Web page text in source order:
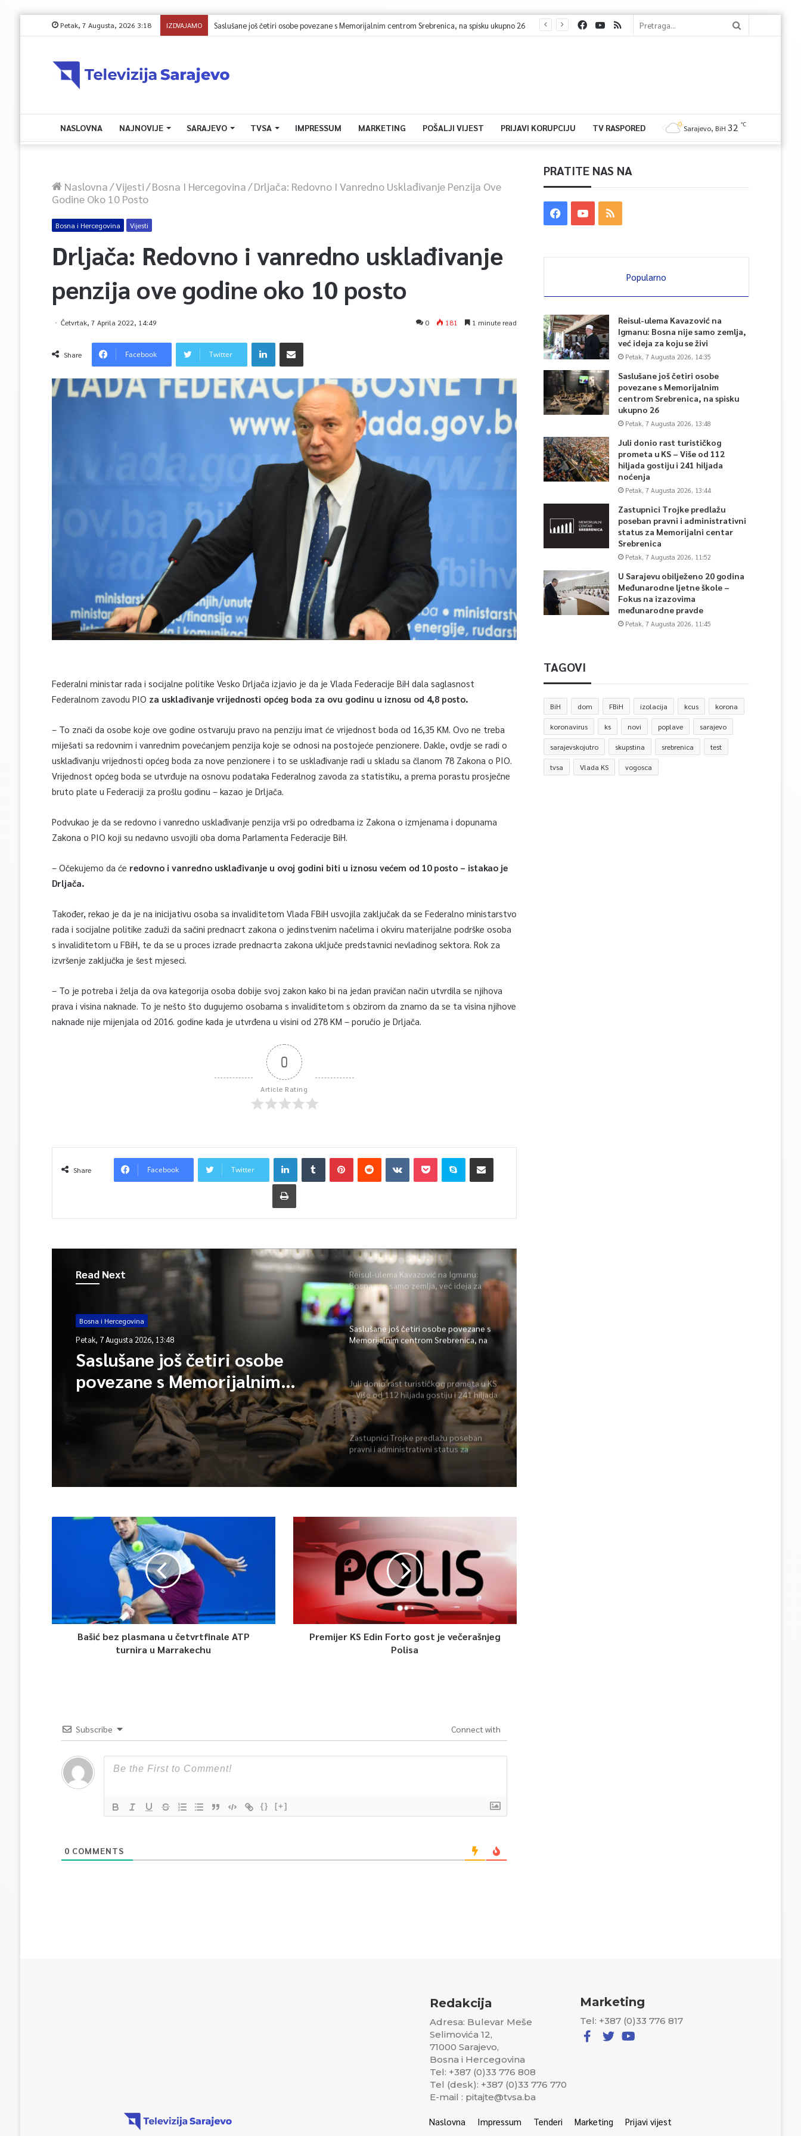
Petak, 7 Augusta, 2026 3:18 IZDVAJAMO Saslušane još četiri osobe povezane s Memorijalnim centrom Srebrenica, na spisku ukupno 26
NASLOVNA NAJNOVIJE SARAJEVO TVSA IMPRESSUM MARKETING POŠALJI VIJEST PRIJAVI KORUPCIJU TV RASPORED Sarajevo, BiH 32 ℃
Naslovna/Vijesti/Bosna I Hercegovina/Drljača: Redovno I Vanredno Usklađivanje Penzija Ove
Godine Oko 10 Posto
Bosna i Hercegovina Vijesti
Drljača: Redovno i vanredno usklađivanje
penzija ove godine oko 10 posto
Četvrtak, 7 Aprila 2022, 14:49 0 181 1 minute read
Share Facebook Twitter
Federalni ministar rada i socijalne politike Vesko Drljača izjavio je da je Vlada Federacije BiH dala saglasnost
Federalnom zavodu PIO za usklađivanje vrijednosti općeg boda za ovu godinu u iznosu od 4,8 posto.
– To znači da osobe koje ove godine ostvaruju pravo na penziju imat će vrijednost boda od 16,35 KM. Ovo ne treba
miješati sa redovnim i vanrednim povećanjem penzija koje se odnosi na postojeće penzionere. Dakle, ovdje se radi o
usklađivanju vrijednosti općeg boda za nove penzionere i to se usklađivanje radi u skladu sa članom 78 Zakona o PIO.
Vrijednost općeg boda se utvrđuje na osnovu podataka Federalnog zavoda za statistiku, a prema porastu prosječne
bruto plate u Federaciji za prošlu godinu – kazao je Drljača.
Podvukao je da se redovno i vanredno usklađivanje penzija vrši po odredbama iz Zakona o izmjenama i dopunama
Zakona o PIO koji su nedavno usvojili oba doma Parlamenta Federacije BiH.
– Očekujemo da će redovno i vanredno usklađivanje u ovoj godini biti u iznosu većem od 10 posto – istakao je
Drljača.
Također, rekao je da je na inicijativu osoba sa invaliditetom Vlada FBiH usvojila zaključak da se Federalno ministarstvo
rada i socijalne politike zaduži da sačini prednacrt zakona o jedinstvenim načelima i okviru materijalne podrške osoba
s invaliditetom u FBiH, te da se u proces izrade prednacrta zakona uključe predstavnici nevladinog sektora. Rok za
izvršenje zaključka je šest mjeseci.
– To je potreba i želja da ova kategorija osoba dobije svoj zakon kako bi na jedan pravičan način utvrdila se njihova
prava i visina naknade. To je nešto što dugujemo osobama s invaliditetom s obzirom da znamo da se ta visina njihove
naknade nije mijenjala od 2016. godine kada je utvrđena u visini od 278 KM – poručio je Drljača.
0
Article Rating
Share Facebook Twitter
Read Next
Bosna i Hercegovina
Petak, 7 Augusta 2026, 13:48
Saslušane još četiri osobe
povezane s Memorijalnim
centrom Srebrenica, na spisku
ukupno 26
Reisul-ulema Kavazović na Igmanu:
Bosna nije samo zemlja, već ideja za
koju se živi
Saslušane još četiri osobe povezane s
Memorijalnim centrom Srebrenica, na
spisku ukupno 26
Juli donio rast turističkog prometa u KS
– Više od 112 hiljada gostiju i 241 hiljada
noćenja
Zastupnici Trojke predlažu poseban
pravni i administrativni status za
Bašić bez plasmana u četvrtfinale ATP
turnira u Marrakechu
Premijer KS Edin Forto gost je večerašnjeg
Polisa
Subscribe Connect with
{} [+]
0 COMMENTS
PRATITE NAS NA
Popularno
Reisul-ulema Kavazović na
Igmanu: Bosna nije samo zemlja,
već ideja za koju se živi
Petak, 7 Augusta 2026, 14:35
Saslušane još četiri osobe
povezane s Memorijalnim
centrom Srebrenica, na spisku
ukupno 26
Petak, 7 Augusta 2026, 13:48
Juli donio rast turističkog
prometa u KS – Više od 112
hiljada gostiju i 241 hiljada
noćenja
Petak, 7 Augusta 2026, 13:44
Zastupnici Trojke predlažu
poseban pravni i administrativni
status za Memorijalni centar
Srebrenica
Petak, 7 Augusta 2026, 11:52
U Sarajevu obilježeno 20 godina
Međunarodne ljetne škole –
Fokus na izazovima
međunarodne pravde
Petak, 7 Augusta 2026, 11:45
TAGOVI
BiH dom FBiH izolacija kcus korona
koronavirus ks novi poplave sarajevo
sarajevskojutro skupstina srebrenica test
tvsa Vlada KS vogosca
Redakcija
Adresa: Bulevar Meše
Selimovića 12,
71000 Sarajevo,
Bosna i Hercegovina
Tel: +387 (0)33 776 808
Tel (desk): +387 (0)33 776 770
E-mail : pitajte@tvsa.ba
Marketing
Tel: +387 (0)33 776 817
Naslovna Impressum Tenderi Marketing Prijavi vijest